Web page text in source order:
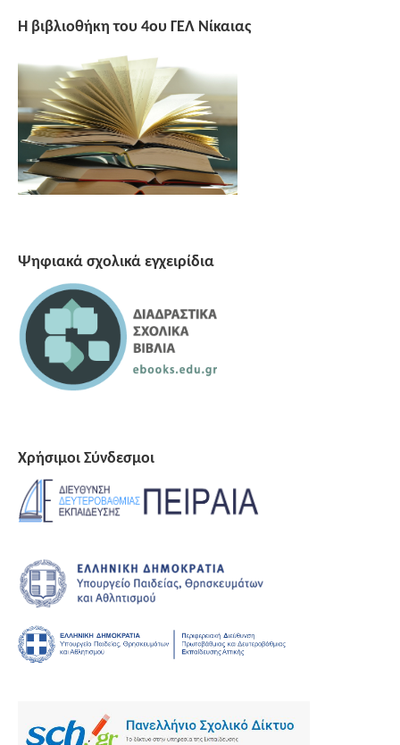
Η βιβλιοθήκη του 4ου ΓΕΛ Νίκαιας
Ψηφιακά σχολικά εγχειρίδια
Χρήσιμοι Σύνδεσμοι